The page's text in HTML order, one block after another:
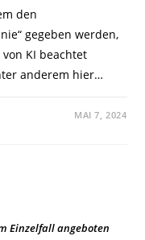
den
gegeben werden,
KI beachtet
anderem hier…
MAI 7, 2024
Einzelfall angeboten